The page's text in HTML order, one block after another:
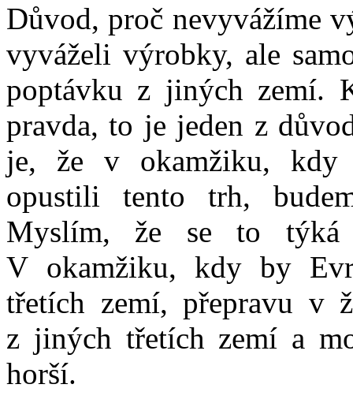
Důvod, proč nevyvážíme
vyváželi výrobky, ale
poptávku z jiných zemí.
pravda, to je jeden z
je, že v okamžiku, kdy
opustili tento trh,
Myslím, že se to týká
V okamžiku, kdy by
třetích zemí, přepravu v
z jiných třetích zemí a
horší.